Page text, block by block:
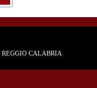
CALABRIA